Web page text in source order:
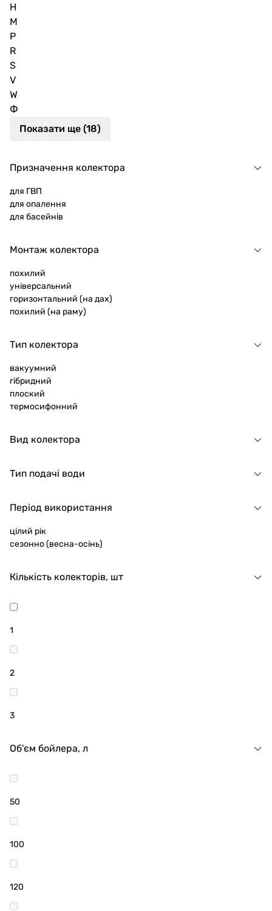
H
M
P
R
S
V
W
Ф
Показати ще (18)
Призначення колектора
для ГВП
для опалення
для басейнів
Монтаж колектора
похилий
універсальний
горизонтальний (на дах)
похилий (на раму)
Тип колектора
вакуумний
гібридний
плоский
термосифонний
Вид колектора
Тип подачі води
Період використання
цілий рік
сезонно (весна-осінь)
Кількість колекторів, шт
1
2
3
Об'єм бойлера, л
50
100
120